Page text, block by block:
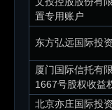
置专用账户
东方弘远国际投
厦门国际信托有
1667号股权收益
北京亦庄国际投